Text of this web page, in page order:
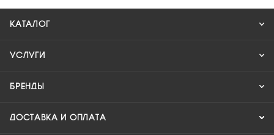
КАТАЛОГ
УСЛУГИ
БРЕНДЫ
ДОСТАВКА И ОПЛАТА